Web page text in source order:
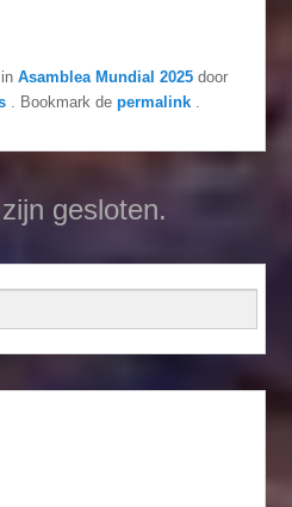
inAsamblea Mundial 2025 door
. Bookmark depermalink .
gesloten.